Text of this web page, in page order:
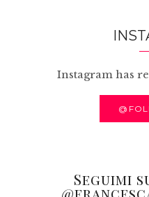
Instagram has
Seguimi